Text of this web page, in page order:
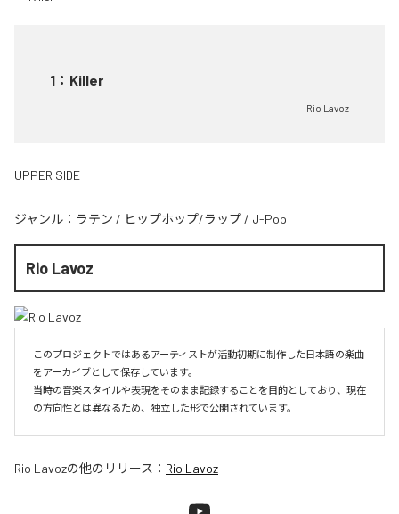
1 ： Killer
Rio Lavoz
UPPER SIDE
ジャンル： ラテン / ヒップホップ/ラップ / J-Pop
Rio Lavoz
このプロジェクトではあるアーティストが活動初期に制作した日本語の楽曲
をアーカイブとして保存しています。
当時の音楽スタイルや表現をそのまま記録することを目的としており、現在
の方向性とは異なるため、独立した形で公開されています。
Rio Lavozの他のリリース： Rio Lavoz